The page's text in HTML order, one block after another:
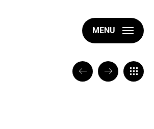
MENU
VORIGEVOLGENDE